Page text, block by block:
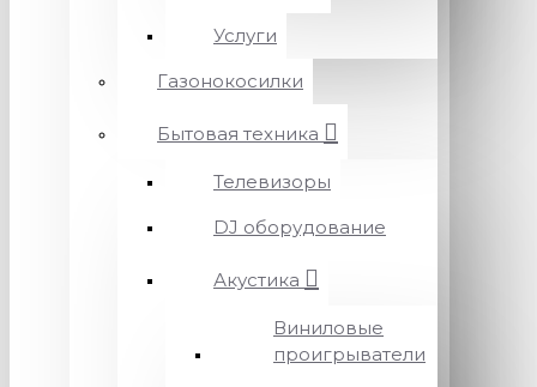
Услуги
Газонокосилки
Бытовая техника
Телевизоры
DJ оборудование
Акустика
Виниловые
проигрыватели